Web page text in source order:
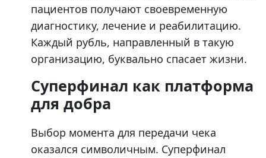
пациентов получают своевременную
диагностику, лечение и реабилитацию.
Каждый рубль, направленный в такую
организацию, буквально спасает жизни.
Суперфинал как платформа
для добра
Выбор момента для передачи чека
оказался символичным. Суперфинал